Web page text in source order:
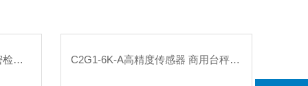
CB17-600G-11微型传感器 精密检重 小型电子秤测力元件 C2G1-6K-A高精度传感器 商用台秤 计价秤测力